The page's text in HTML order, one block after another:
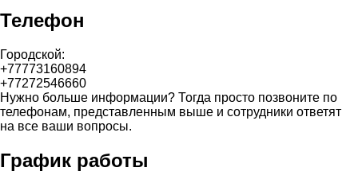
Телефон
Городской:
+77773160894
+77272546660
Нужно больше информации? Тогда просто позвоните по
телефонам, представленным выше и сотрудники ответят
на все ваши вопросы.
График работы